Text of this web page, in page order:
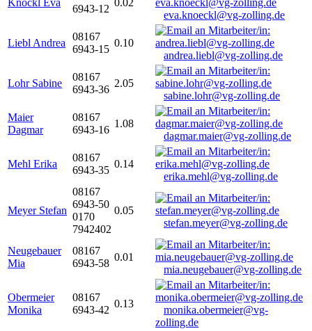
Knöckl Eva
6943-12
0.02
eva.knoeckl@vg-zolling.de
Liebl Andrea
08167
6943-15
0.10
andrea.liebl@vg-zolling.de
Lohr Sabine
08167
6943-36
2.05
sabine.lohr@vg-zolling.de
Maier
Dagmar
08167
6943-16
1.08
dagmar.maier@vg-zolling.de
Mehl Erika
08167
6943-35
0.14
erika.mehl@vg-zolling.de
Meyer Stefan
08167
6943-50
0170
7942402
0.05
stefan.meyer@vg-zolling.de
Neugebauer
Mia
08167
6943-58
0.01
mia.neugebauer@vg-zolling.de
Obermeier
Monika
08167
6943-42
0.13
monika.obermeier@vg-
zolling.de